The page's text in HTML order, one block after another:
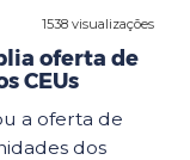
1538 visualizações
oferta de
CEUs
a oferta de
dos